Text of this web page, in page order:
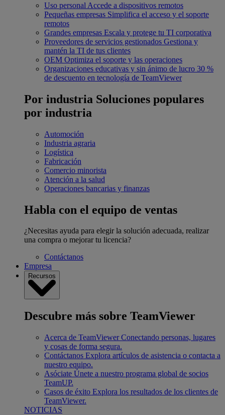
Uso personal Accede a dispositivos remotos
Pequeñas empresas Simplifica el acceso y el soporte
remotos
Grandes empresas Escala y protege tu TI corporativa
Proveedores de servicios gestionados Gestiona y
mantén la TI de tus clientes
OEM Optimiza el soporte y las operaciones
Organizaciones educativas y sin ánimo de lucro 30 %
de descuento en tecnología de TeamViewer
Por industria Soluciones populares
por industria
Automoción
Industria agraria
Logística
Fabricación
Comercio minorista
Atención a la salud
Operaciones bancarias y finanzas
Habla con el equipo de ventas
¿Necesitas ayuda para elegir la solución adecuada, realizar
una compra o mejorar tu licencia?
Contáctanos
Empresa
Recursos
Descubre más sobre TeamViewer
Acerca de TeamViewer Conectando personas, lugares
y cosas de forma segura.
Contáctanos Explora artículos de asistencia o contacta a
nuestro equipo.
Asóciate Únete a nuestro programa global de socios
TeamUP.
Casos de éxito Explora los resultados de los clientes de
TeamViewer.
NOTICIAS